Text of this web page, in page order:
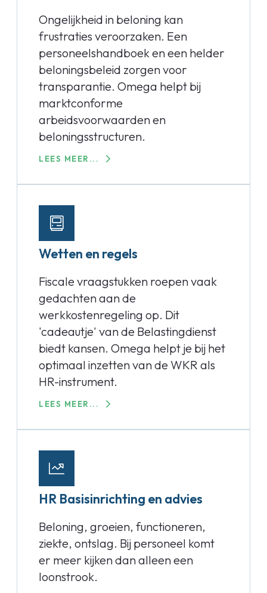
Ongelijkheid in beloning kan
frustraties veroorzaken. Een
personeelshandboek en een helder
beloningsbeleid zorgen voor
transparantie. Omega helpt bij
marktconforme
arbeidsvoorwaarden en
beloningsstructuren.
LEES MEER...
Wetten en regels
Fiscale vraagstukken roepen vaak
gedachten aan de
werkkostenregeling op. Dit
'cadeautje' van de Belastingdienst
biedt kansen. Omega helpt je bij het
optimaal inzetten van de WKR als
HR-instrument.
LEES MEER...
HR Basisinrichting en advies
Beloning, groeien, functioneren,
ziekte, ontslag. Bij personeel komt
er meer kijken dan alleen een
loonstrook.